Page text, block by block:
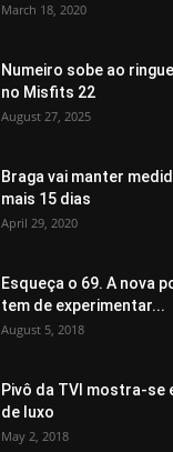
March 18, 2020
Numeiro sobe ao
no Misfits 22
August 27, 2025
Braga vai manter
mais 15 dias
April 29, 2020
Esqueça o 69. A nova
tem de experimentar...
August 5, 2018
Pivô da TVI mostra-se
de luxo
May 2, 2018